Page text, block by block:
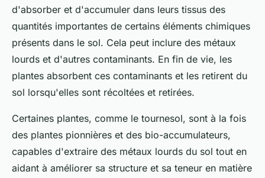
d'absorber et d'accumuler dans leurs tissus des
quantités importantes de certains éléments chimiques
présents dans le sol. Cela peut inclure des métaux
lourds et d'autres contaminants. En fin de vie, les
plantes absorbent ces contaminants et les retirent du
sol lorsqu'elles sont récoltées et retirées.
Certaines plantes, comme le tournesol, sont à la fois
des plantes pionnières et des bio-accumulateurs,
capables d'extraire des métaux lourds du sol tout en
aidant à améliorer sa structure et sa teneur en matière